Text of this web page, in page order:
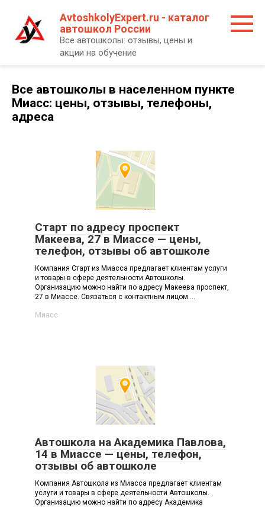
контенту
AvtoshkolyExpert.ru - каталог
автошкол России
Все автошколы: отзывы, цены и
акции на обучение
Все автошколы в населенном пункте
Миасс: цены, отзывы, телефоны,
адреса
Старт по адресу проспект
Макеева, 27 в Миассе — цены,
телефон, отзывы об автошколе
Компания Старт из Миасса предлагает клиентам услуги
и товары в сфере деятельности Автошколы.
Организацию можно найти по адресу Макеева проспект,
27 в Миассе. Связаться с контактным лицом ...
Миасс
Автошкола на Академика Павлова,
14 в Миассе — цены, телефон,
отзывы об автошколе
Компания Автошкола из Миасса предлагает клиентам
услуги и товары в сфере деятельности Автошколы.
Организацию можно найти по адресу Академика